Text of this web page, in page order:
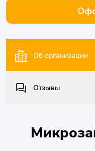
Об организации
Отзывы